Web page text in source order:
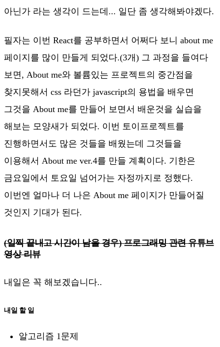
아닌가 라는 생각이 드는데... 일단 좀 생각해봐야겠다.
필자는 이번 React를 공부하면서 어쩌다 보니 about me
페이지를 많이 만들게 되었다.(3개) 그 과정을 들여다
보면, About me와 볼륨있는 프로젝트의 중간점을
찾지못해서 css 라던가 javascript의 용법을 배우면
그것을 About me를 만들어 보면서 배운것을 실습을
해보는 모양새가 되었다. 이번 토이프로젝트를
진행하면서도 많은 것들을 배웠는데 그것들을
이용해서 About me ver.4를 만들 계획이다. 기한은
금요일에서 토요일 넘어가는 자정까지로 정했다.
이번엔 얼마나 더 나은 About me 페이지가 만들어질
것인지 기대가 된다.
(일찍 끝내고 시간이 남을 경우) 프로그래밍 관련 유튜브
영상 리뷰
내일은 꼭 해보겠습니다..
내일 할 일
알고리즘 1문제